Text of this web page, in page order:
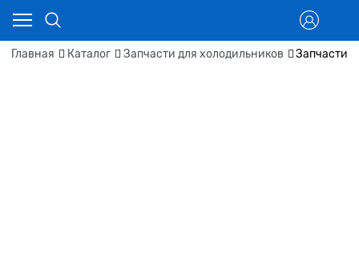
Главная Каталог Запчасти для холодильников Запчасти